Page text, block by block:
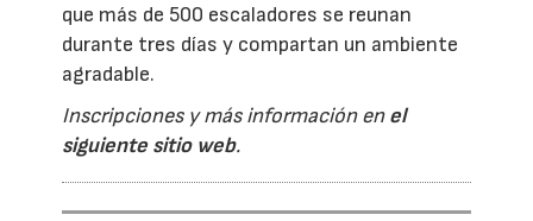
que más de 500 escaladores se reunan
durante tres días y compartan un ambiente
agradable.
Inscripciones y más información enel
siguiente sitio web.